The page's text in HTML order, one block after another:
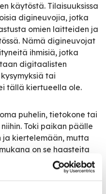
käytöstä. Tilaisuuksissa
digineuvojia, jotka
omien laitteiden ja
Nämä digineuvojat
ihmisiä, jotka
digitaalisten
tai
tällä kiertueella ole.
puhelin, tietokone tai
Toki paikan päälle
kiertelemään, mutta
on se haasteita
kotona toistuvasti